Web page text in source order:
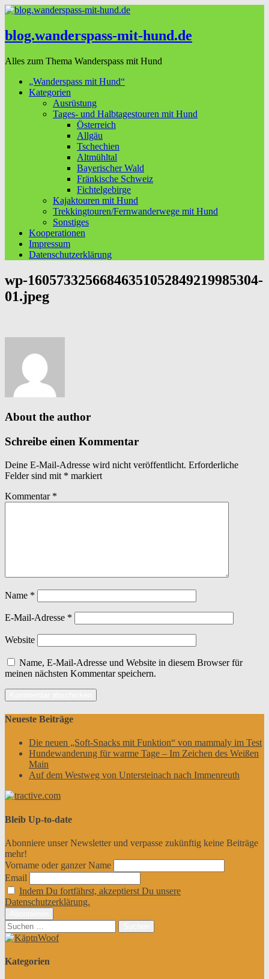
blog.wanderspass-mit-hund.de
Alles zum Thema Wanderspass mit Hund
„Wanderspass mit Hund“
Kategorien
Ausrüstung
Tages- und Halbtagestouren mit Hund
Österreich
Allgäu
Tschechien
Altmühltal
Bayerischer Wald
Fränkische Schweiz
Fichtelgebirge
Kajaktouren mit Hund
Trekkingtouren/Fernwanderwege mit Hund
Sonstiges
Kooperationen
Impressum
Datenschutzerklärung
wp-16057332566846351052849219985304-
01.jpeg
About the author
Schreibe einen Kommentar
Deine E-Mail-Adresse wird nicht veröffentlicht. Erforderliche
Felder sind mit * markiert
Kommentar *
Name *
E-Mail-Adresse *
Website
Name, E-Mail-Adresse und Website in diesem Browser für
meinen nächsten Kommentar speichern.
Neueste Beiträge
Die neuen „Soft-Snacks mit Funktion“ von mammaly im Test
Hundewanderung für warme Tage – Im Zeichen des Weißen
Main
Auf dem Westweg von Untersteinach nach Immenreuth
Bleib Up-to-date
Abonniere unser Newsletter und verpasse zukünftig keine Beiträge
mehr!
Vorname oder ganzer Name
Email
Indem Du fortfährst, akzeptierst Du unsere
Datenschutzerklärung.
Suchen
nach:
Kategorien